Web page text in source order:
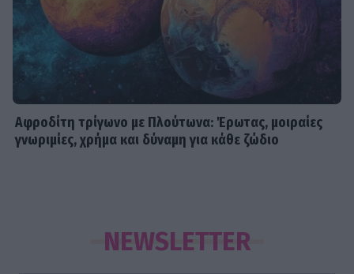
Αφροδίτη τρίγωνο με Πλούτωνα: Έρωτας, μοιραίες
γνωριμίες, χρήμα και δύναμη για κάθε ζώδιο
NEWSLETTER